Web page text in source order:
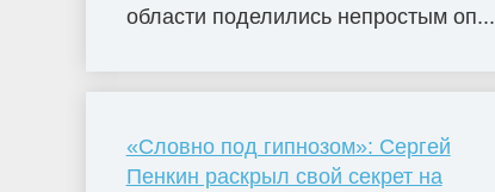
области поделились непростым оп...
«Словно под гипнозом»: Сергей
Пенкин раскрыл свой секрет на